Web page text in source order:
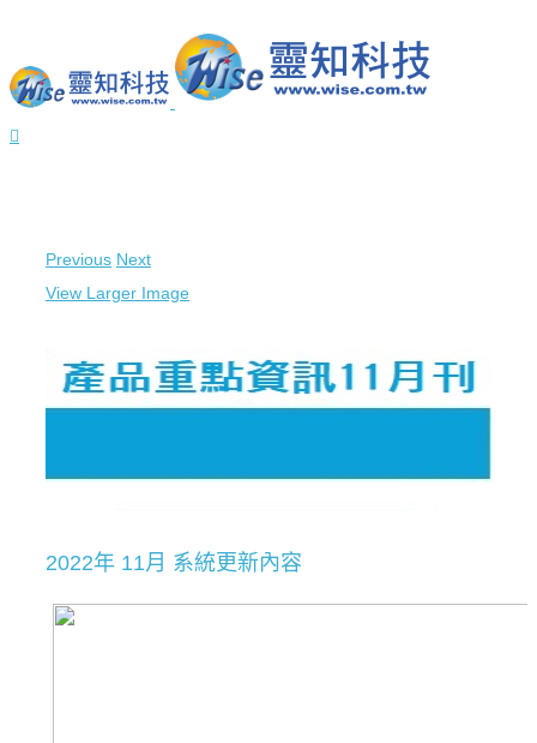
Previous Next
View Larger Image
2022年 11月 系統更新內容